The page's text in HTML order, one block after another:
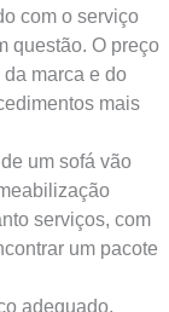
com o serviço
questão. O preço
marca e do
mais
um sofá vão
serviços, com
um pacote
adequado,